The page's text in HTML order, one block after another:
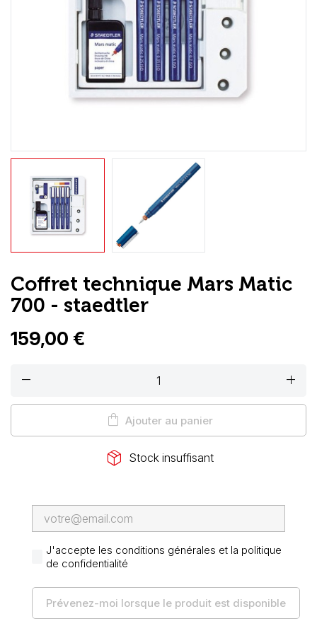
Loisirs Créatifs
Coffrets & cadeaux
Coffret technique Mars Matic
700 - staedtler
159,00 €
remove add
shopping_bag Ajouter au panier
package_2 Stock insuffisant
J'accepte les conditions générales et la politique
de confidentialité
Prévenez-moi lorsque le produit est disponible